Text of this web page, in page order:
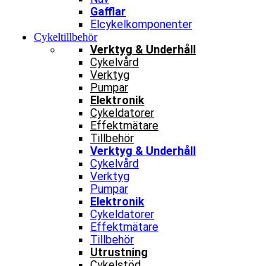
Gafflar
Elcykelkomponenter
Cykeltillbehör
Verktyg & Underhåll
Cykelvård
Verktyg
Pumpar
Elektronik
Cykeldatorer
Effektmätare
Tillbehör
Verktyg & Underhåll
Cykelvård
Verktyg
Pumpar
Elektronik
Cykeldatorer
Effektmätare
Tillbehör
Utrustning